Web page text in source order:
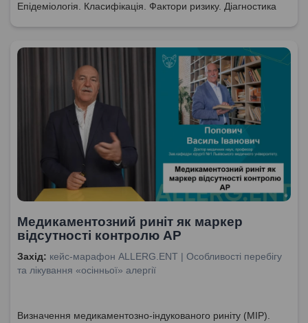
Епідеміологія. Класифікація. Фактори ризику. Діагностика
Медикаментозний риніт як маркер
відсутності контролю АР
Захід: кейс-марафон ALLERG.ENT | Особливості перебігу
та лікування «осінньої» алергії
Визначення медикаментозно-індукованого риніту (МІР).